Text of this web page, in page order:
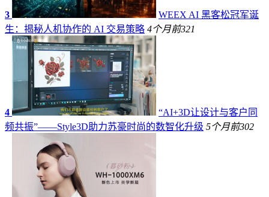
3
WEEX AI 黑客松冠军诞
生：揭秘人机协作的 AI 交易策略 4个月前321
4
“AI+3D让设计与客户同
频共振”——Style3D助力苏豪时尚的数智化升级 5个月前302